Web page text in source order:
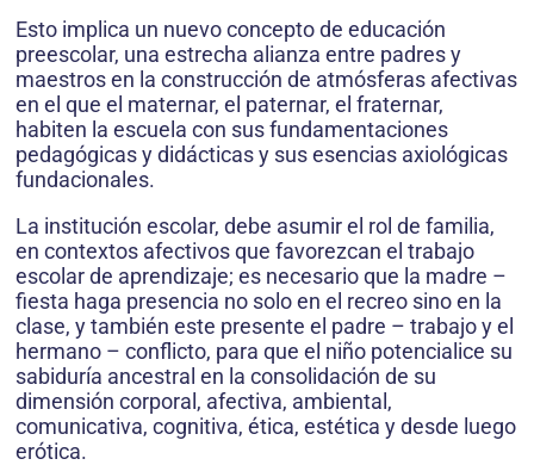
Esto implica un nuevo concepto de educación
preescolar, una estrecha alianza entre padres y
maestros en la construcción de atmósferas afectivas
en el que el maternar, el paternar, el fraternar,
habiten la escuela con sus fundamentaciones
pedagógicas y didácticas y sus esencias axiológicas
fundacionales.
La institución escolar, debe asumir el rol de familia,
en contextos afectivos que favorezcan el trabajo
escolar de aprendizaje; es necesario que la madre –
fiesta haga presencia no solo en el recreo sino en la
clase, y también este presente el padre – trabajo y el
hermano – conflicto, para que el niño potencialice su
sabiduría ancestral en la consolidación de su
dimensión corporal, afectiva, ambiental,
comunicativa, cognitiva, ética, estética y desde luego
erótica.